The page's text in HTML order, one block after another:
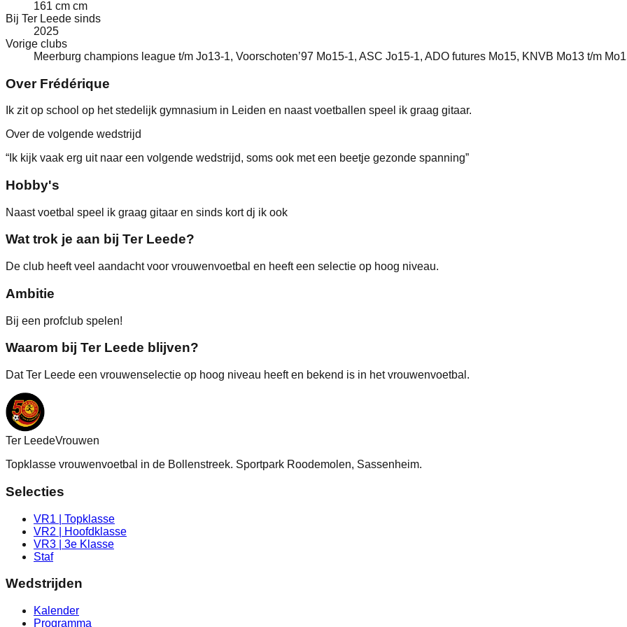
161 cm cm
Bij Ter Leede sinds
2025
Vorige clubs
Meerburg champions league t/m Jo13-1, Voorschoten’97 Mo15-1, ASC Jo15-1, ADO futures Mo15, KNVB Mo13 t/m
Over Frédérique
Ik zit op school op het stedelijk gymnasium in Leiden en naast voetballen speel ik graag gitaar.
Over de volgende wedstrijd
“ Ik kijk vaak erg uit naar een volgende wedstrijd, soms ook met een beetje gezonde spanning”
Hobby's
Naast voetbal speel ik graag gitaar en sinds kort dj ik ook
Wat trok je aan bij Ter Leede?
De club heeft veel aandacht voor vrouwenvoetbal en heeft een selectie op hoog niveau.
Ambitie
Bij een profclub spelen!
Waarom bij Ter Leede blijven?
Dat Ter Leede een vrouwenselectie op hoog niveau heeft en bekend is in het vrouwenvoetbal.
Ter LeedeVrouwen
Topklasse vrouwenvoetbal in de Bollenstreek. Sportpark Roodemolen, Sassenheim.
Selecties
VR1 | Topklasse
VR2 | Hoofdklasse
VR3 | 3e Klasse
Staf
Wedstrijden
Kalender
Programma